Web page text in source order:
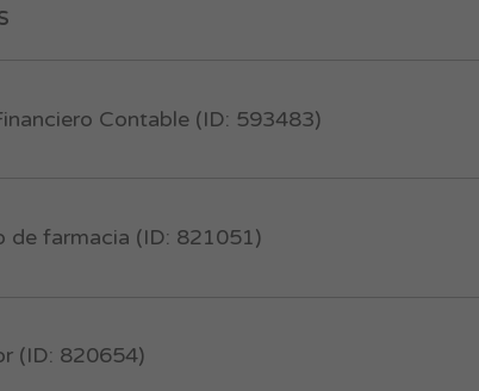
Contable (ID: 593483)
de farmacia (ID: 821051)
(ID: 820654)